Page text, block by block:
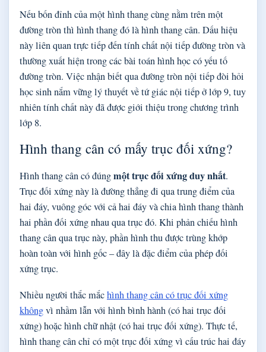
Nếu bốn đỉnh của một hình thang cùng nằm trên một
đường tròn thì hình thang đó là hình thang cân. Dấu hiệu
này liên quan trực tiếp đến tính chất nội tiếp đường tròn và
thường xuất hiện trong các bài toán hình học có yếu tố
đường tròn. Việc nhận biết qua đường tròn nội tiếp đòi hỏi
học sinh nắm vững lý thuyết về tứ giác nội tiếp ở lớp 9, tuy
nhiên tính chất này đã được giới thiệu trong chương trình
lớp 8.
Hình thang cân có mấy trục đối xứng?
Hình thang cân có đúngmột trục đối xứng duy nhất.
Trục đối xứng này là đường thẳng đi qua trung điểm của
hai đáy, vuông góc với cả hai đáy và chia hình thang thành
hai phần đối xứng nhau qua trục đó. Khi phản chiếu hình
thang cân qua trục này, phần hình thu được trùng khớp
hoàn toàn với hình gốc – đây là đặc điểm của phép đối
xứng trục.
Nhiều người thắc mắchình thang cân có trục đối xứng
khôngvì nhầm lẫn với hình bình hành (có hai trục đối
xứng) hoặc hình chữ nhật (có hai trục đối xứng). Thực tế,
hình thang cân chỉ có một trục đối xứng vì cấu trúc hai đáy